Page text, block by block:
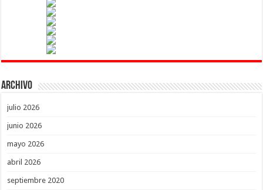
Archivo
julio 2026
junio 2026
mayo 2026
abril 2026
septiembre 2020